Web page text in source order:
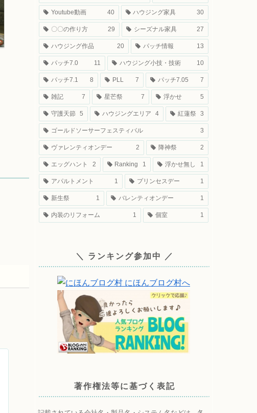
Youtube動画 40 ハウジング家具 30
〇〇の作り方 29 シーズナル家具 27
ハウジング作品 20 パッチ情報 13
パッチ7.0 11 ハウジング小技・技術 10
パッチ7.1 8 PLL 7 パッチ7.05 7
雑記 7 星芒祭 7 浮かせ 5
守護天節 5 ハウジングエリア 4 紅蓮祭 3
ゴールドソーサーフェスティバル 3
ヴァレンティオンデー 2 降神祭 2
エッグハント 2 Ranking 1 浮かせ無し 1
アパルトメント 1 プリンセスデー 1
新生祭 1 バレンティオンデー 1
内装のリフォーム 1 個室 1
＼ ランキング参加中 ／
著作権法等に基づく表記